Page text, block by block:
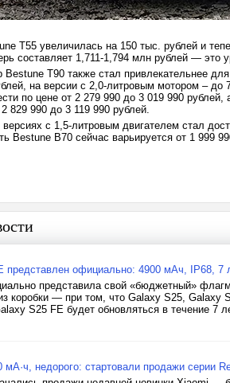
T55 увеличилась на 150 тыс. рублей и
составляет 1,711-1,794 млн рублей — это
Bestune T90 также стал привлекательнее
на версии с 2,0-литровым мотором – до
по цене от 2 279 990 до 3 019 990
829 990 до 3 119 990 рублей.
с 1,5-литровым двигателем стал
Bestune B70 сейчас варьируется от 1 999
представлен официально: 4900 мАч, IP68, 7
представила свой «бюджетный»
коробки — при том, что Galaxy S25,
S25 FE будет обновляться в течение 7
недорого: стартовали продажи серии